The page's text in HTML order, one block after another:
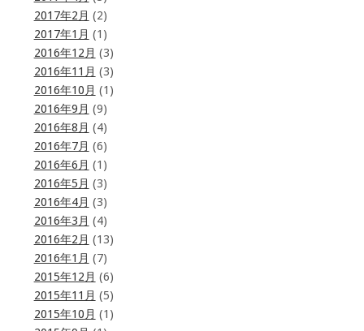
2017年2月 (2)
2017年1月 (1)
2016年12月 (3)
2016年11月 (3)
2016年10月 (1)
2016年9月 (9)
2016年8月 (4)
2016年7月 (6)
2016年6月 (1)
2016年5月 (3)
2016年4月 (3)
2016年3月 (4)
2016年2月 (13)
2016年1月 (7)
2015年12月 (6)
2015年11月 (5)
2015年10月 (1)